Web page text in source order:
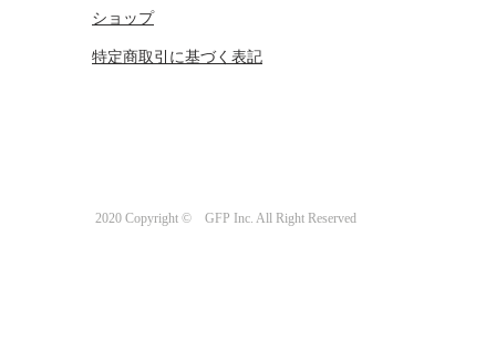
ショップ
特定商取引に基づく表記
2020 Copyright ©︎ GFP Inc. All Right Reserved